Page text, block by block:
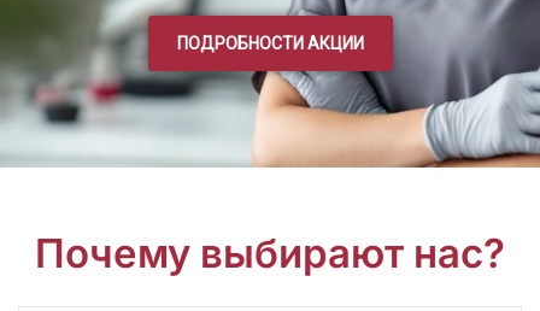
ПОДРОБНОСТИ АКЦИИ
Почему выбирают нас?